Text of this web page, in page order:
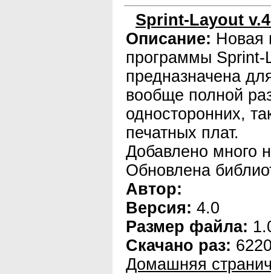
Sprint-Layout
Описание: Новая
программы Sprint-
предназначена
вообще полной
односторонних,
печатных плат.
Добавлено много
Обновлена
Автор:
Версия: 4.0
Размер файла:
Скачано раз:
Домашняя